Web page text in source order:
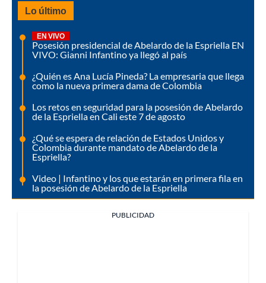
Lo último
EN VIVO
Posesión presidencial de Abelardo de la Espriella EN
VIVO: Gianni Infantino ya llegó al país
¿Quién es Ana Lucía Pineda? La empresaria que llega
como la nueva primera dama de Colombia
Los retos en seguridad para la posesión de Abelardo
de la Espriella en Cali este 7 de agosto
¿Qué se espera de relación de Estados Unidos y
Colombia durante mandato de Abelardo de la
Espriella?
Video | Infantino y los que estarán en primera fila en
la posesión de Abelardo de la Espriella
PUBLICIDAD